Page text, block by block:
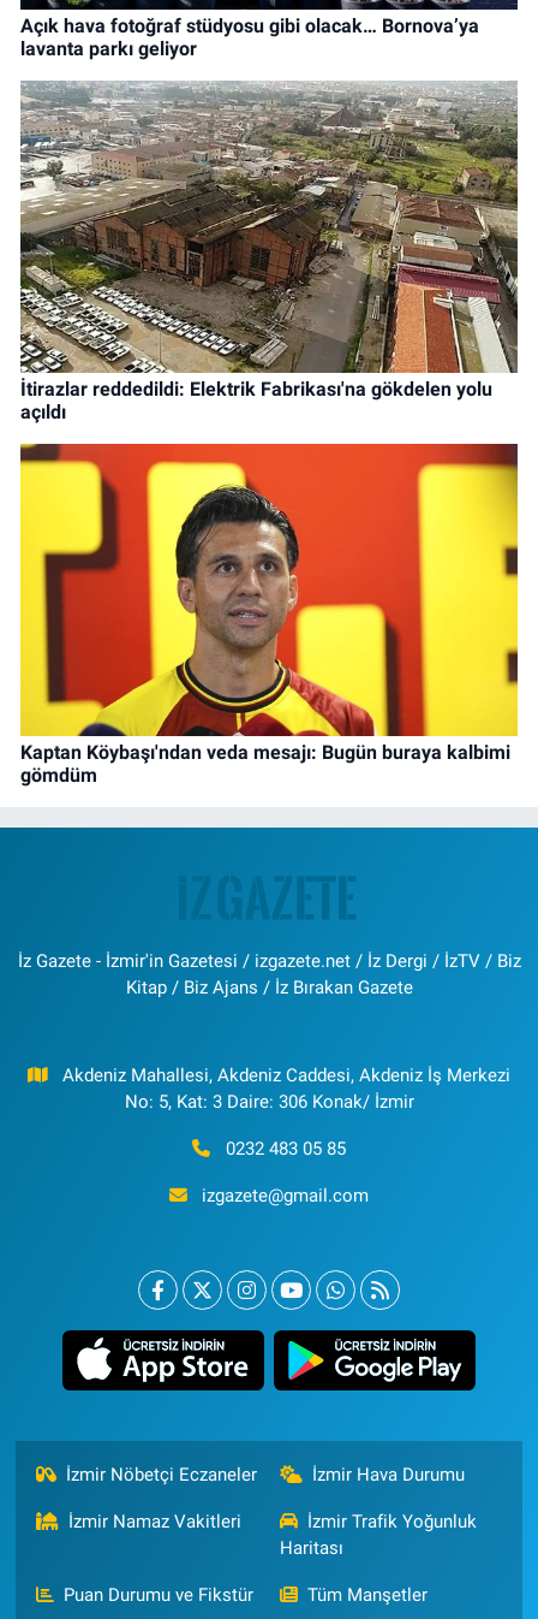
Açık hava fotoğraf stüdyosu gibi olacak… Bornova’ya
lavanta parkı geliyor
İtirazlar reddedildi: Elektrik Fabrikası'na gökdelen yolu
açıldı
Kaptan Köybaşı'ndan veda mesajı: Bugün buraya kalbimi
gömdüm
İz Gazete - İzmir'in Gazetesi / izgazete.net / İz Dergi / İzTV / Biz
Kitap / Biz Ajans / İz Bırakan Gazete
Akdeniz Mahallesi, Akdeniz Caddesi, Akdeniz İş Merkezi
No: 5, Kat: 3 Daire: 306 Konak/ İzmir
0232 483 05 85
izgazete@gmail.com
İzmir Nöbetçi Eczaneler İzmir Hava Durumu
İzmir Namaz Vakitleri
İzmir Trafik Yoğunluk
Haritası
Puan Durumu ve Fikstür Tüm Manşetler